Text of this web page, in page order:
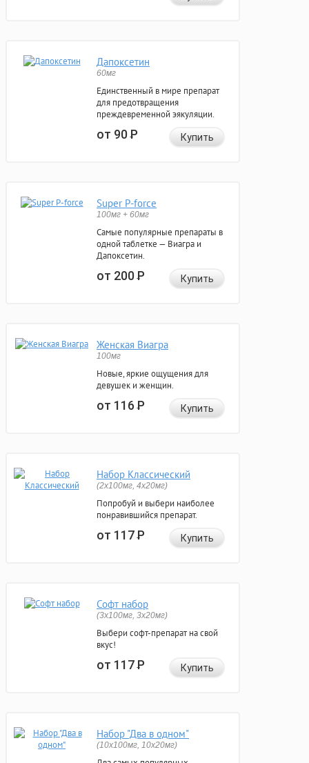
Дапоксетин
60мг
Единственный в мире препарат
для предотвращения
преждевременной эякуляции.
от 90Р Купить
Super P-force
100мг + 60мг
Самые популярные препараты в
одной таблетке — Виагра и
Дапоксетин.
от 200Р Купить
Женская Виагра
100мг
Новые, яркие ощущения для
девушек и женщин.
от 116Р Купить
Набор Классический
(2x100мг, 4x20мг)
Попробуй и выбери наиболее
понравившийся препарат.
от 117Р Купить
Софт набор
(3x100мг, 3x20мг)
Выбери софт-препарат на свой
вкус!
от 117Р Купить
Набор "Два в одном"
(10x100мг, 10x20мг)